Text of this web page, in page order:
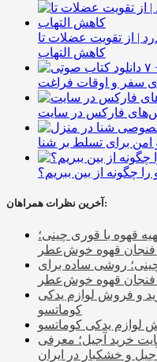
| از تقویت عضلات تا
کاهش التهاب
۷ کتاب صوتی برای تابستان ۱۴۰۴ +
سفر و اوقات فراغت
برای تسلط بر شنا
چگونه از بین ببریم؟
آخرین نظرات همراهان:
قهوه با قوری چینی؛
فنجان قهوه خوش‌عطر
روشی ساده برای
فنجان قهوه خوش‌عطر
و فروش لوازم یدکی
کوماتسو
لوازم یدکی کوماتسو
خرید آجیل؛ معرفی